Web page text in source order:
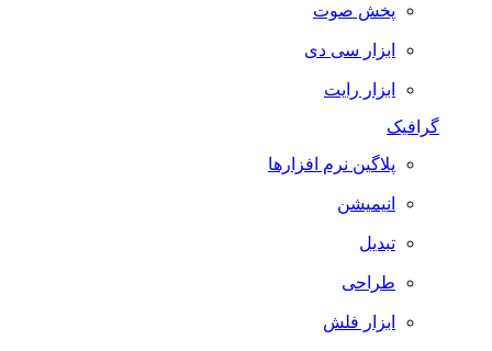
پخش صوت
ابزار سی دی
ابزار رایت
گرافیک
پلاگین نرم افزارها
انیمیشن
تبدیل
طراحی
ابزار فلش